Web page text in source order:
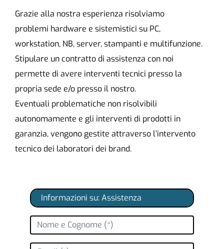
Grazie alla nostra esperienza risolviamo
problemi hardware e sistemistici su PC,
workstation, NB, server, stampanti e multifunzione.
Stipulare un contratto di assistenza con noi
permette di avere interventi tecnici presso la
propria sede e/o presso il nostro.
Eventuali problematiche non risolvibili
autonomamente e gli interventi di prodotti in
garanzia, vengono gestite attraverso l’intervento
tecnico dei laboratori dei brand.